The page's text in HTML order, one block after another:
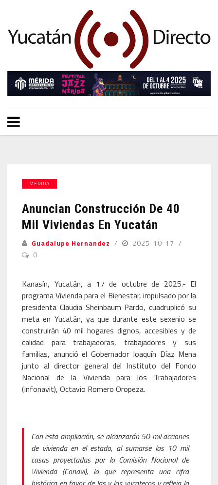
MÉRIDA
Anuncian Construcción De 40
Mil Viviendas En Yucatán
Guadalupe Hernandez
2025-10-17
0
Kanasín, Yucatán, a 17 de octubre de 2025.- El
programa Vivienda para el Bienestar, impulsado por la
presidenta Claudia Sheinbaum Pardo, cuadruplicó su
meta en Yucatán, ya que durante este sexenio se
construirán 40 mil hogares dignos, accesibles y de
calidad para trabajadoras, trabajadores y sus
familias, anunció el Gobernador Joaquín Díaz Mena
junto al director general del Instituto del Fondo
Nacional de la Vivienda para los Trabajadores
(Infonavit), Octavio Romero Oropeza.
Con esta ampliación, se alcanzarán 50 mil acciones
de vivienda en el estado, al sumarse las 10 mil
casas proyectadas por la Comisión Nacional de
Vivienda (Conavi), lo que representa una cifra